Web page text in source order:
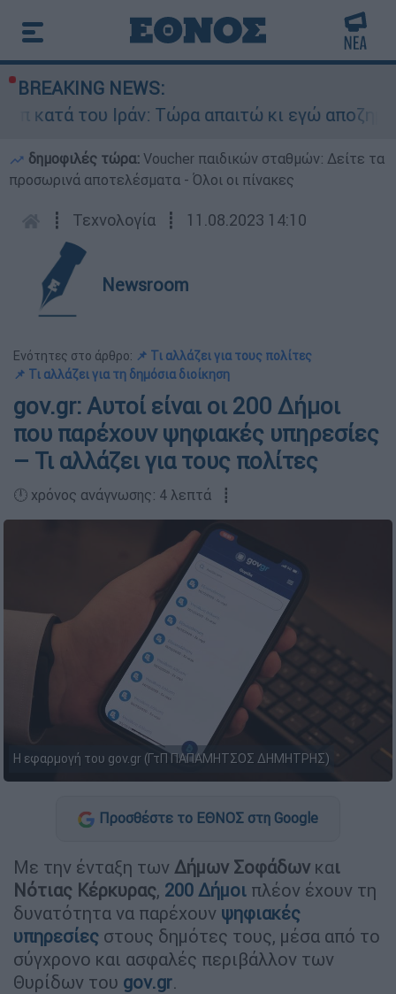
BREAKING NEWS:
του Ιράν: Τώρα απαιτώ κι εγώ
δημοφιλές τώρα: Voucher παιδικών σταθμών: Δείτε τα
προσωρινά αποτελέσματα - Όλοι οι πίνακες
┋ Τεχνολογία ┋ 11.08.2023 14:10
Newsroom
Ενότητες στο άρθρο: 📌 Τι αλλάζει για τους πολίτες
📌 Τι αλλάζει για τη δημόσια διοίκηση
gov.gr: Αυτοί είναι οι 200 Δήμοι
που παρέχουν ψηφιακές υπηρεσίες
– Τι αλλάζει για τους πολίτες
🕛 χρόνος ανάγνωσης: 4 λεπτά ┋
Η εφαρμογή του gov.gr (ΓτΠ ΠΑΠΑΜΗΤΣΟΣ ΔΗΜΗΤΡΗΣ)
Προσθέστε το ΕΘΝΟΣ στη Google
Με την ένταξη των Δήμων Σοφάδων και
Νότιας Κέρκυρας, 200 Δήμοι πλέον έχουν τη
δυνατότητα να παρέχουν ψηφιακές
υπηρεσίες στους δημότες τους, μέσα από το
σύγχρονο και ασφαλές περιβάλλον των
Θυρίδων του gov.gr.